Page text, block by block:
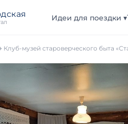
Идеи для поездки ▾
Клуб-музей староверческого быта